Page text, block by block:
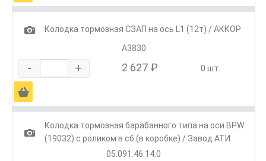
1
Колодка тормозная СЗАП на ось L1 (12т) / АККОР
А3830
- + 2 627 ₽ 0 шт.
Ä
1
Колодка тормозная барабанного типа на оси BPW
(19032) с роликом в сб.(в коробке) / Завод АТИ
05.091.46.14.0